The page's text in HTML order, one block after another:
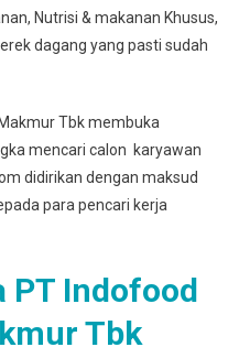
Nutrisi & makanan Khusus,
dagang yang pasti sudah
Tbk membuka
mencari calon karyawan
didirikan dengan maksud
para pencari kerja
PT Indofood
Tbk